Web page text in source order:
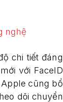
chi tiết đáng
với FaceID
cũng bổ
dõi chuyển